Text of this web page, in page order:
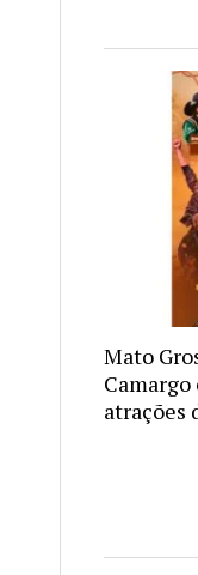
Mato
Camargo
atrações